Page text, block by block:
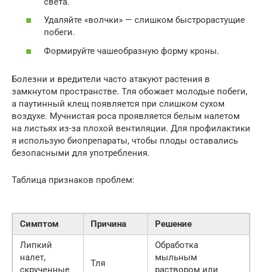
Удаляйте «волчки» — слишком быстрорастущие
побеги.
Формируйте чашеобразную форму кроны.
Болезни и вредители часто атакуют растения в
замкнутом пространстве. Тля обожает молодые побеги,
а паутинный клещ появляется при слишком сухом
воздухе. Мучнистая роса проявляется белым налетом
на листьях из-за плохой вентиляции. Для профилактики
я использую биопрепараты, чтобы плоды оставались
безопасными для употребления.
Таблица признаков проблем:
Симптом Причина
Решение
Липкий
налет,
скрученные
Тля
Обработка
мыльным
раствором или